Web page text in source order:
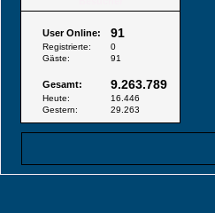
User Online: 91
Registrierte:
0
Gäste:
91
Gesamt: 9.263.789
Heute:
16.446
Gestern:
29.263